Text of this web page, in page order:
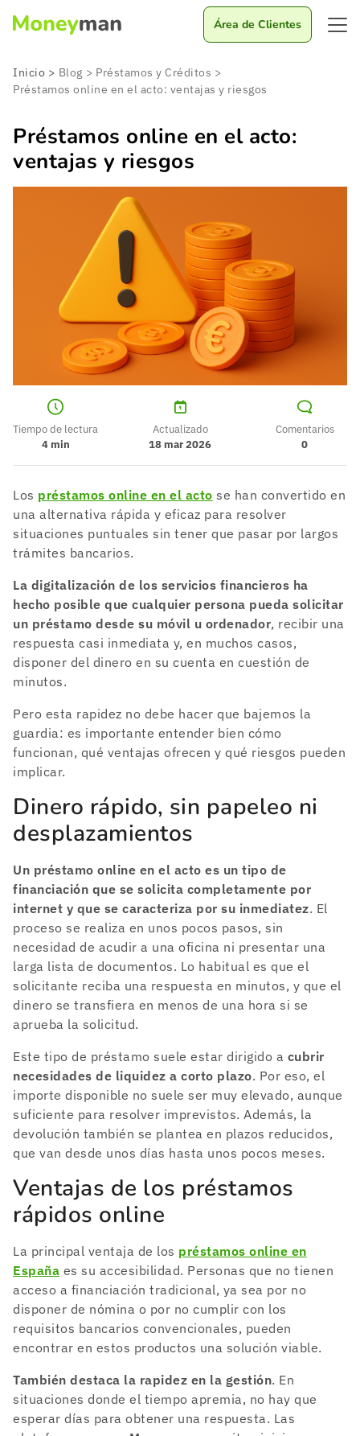
Área de Clientes
Inicio > Blog > Préstamos y Créditos >
Préstamos online en el acto: ventajas y riesgos
Préstamos online en el acto:
ventajas y riesgos
Tiempo de lectura
4min
Actualizado
18 mar 2026
Comentarios
0
Los préstamos online en el acto se han convertido en
una alternativa rápida y eficaz para resolver
situaciones puntuales sin tener que pasar por largos
trámites bancarios.
La digitalización de los servicios financieros ha
hecho posible que cualquier persona pueda solicitar
un préstamo desde su móvil u ordenador, recibir una
respuesta casi inmediata y, en muchos casos,
disponer del dinero en su cuenta en cuestión de
minutos.
Pero esta rapidez no debe hacer que bajemos la
guardia: es importante entender bien cómo
funcionan, qué ventajas ofrecen y qué riesgos pueden
implicar.
Dinero rápido, sin papeleo ni
desplazamientos
Un préstamo online en el acto es un tipo de
financiación que se solicita completamente por
internet y que se caracteriza por su inmediatez. El
proceso se realiza en unos pocos pasos, sin
necesidad de acudir a una oficina ni presentar una
larga lista de documentos. Lo habitual es que el
solicitante reciba una respuesta en minutos, y que el
dinero se transfiera en menos de una hora si se
aprueba la solicitud.
Este tipo de préstamo suele estar dirigido a cubrir
necesidades de liquidez a corto plazo. Por eso, el
importe disponible no suele ser muy elevado, aunque
suficiente para resolver imprevistos. Además, la
devolución también se plantea en plazos reducidos,
que van desde unos días hasta unos pocos meses.
Ventajas de los préstamos
rápidos online
La principal ventaja de los préstamos online en
España es su accesibilidad. Personas que no tienen
acceso a financiación tradicional, ya sea por no
disponer de nómina o por no cumplir con los
requisitos bancarios convencionales, pueden
encontrar en estos productos una solución viable.
También destaca la rapidez en la gestión. En
situaciones donde el tiempo apremia, no hay que
esperar días para obtener una respuesta. Las